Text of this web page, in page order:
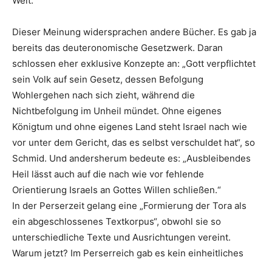
Dieser Meinung widersprachen andere Bücher. Es gab ja
bereits das deuteronomische Gesetzwerk. Da­ran
schlossen eher exklusive Konzepte an: „Gott verpflichtet
sein Volk auf sein Gesetz, dessen Befolgung
Wohlergehen nach sich zieht, während die
Nichtbefolgung im Unheil mündet. Ohne eigenes
Königtum und ohne eigenes Land steht Israel nach wie
vor unter dem Gericht, das es selbst verschuldet hat“, so
Schmid. Und andersherum bedeute es: „Ausbleibendes
Heil lässt auch auf die nach wie vor fehlende
Orientierung Israels an Gottes Willen schließen.“
In der Perserzeit gelang eine „Formierung der Tora als
ein abgeschlossenes Textkorpus“, obwohl sie so
unterschiedliche Texte und Ausrichtungen vereint.
Warum jetzt? Im Perserreich gab es kein einheitliches